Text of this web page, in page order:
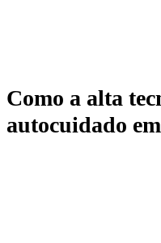
Como a alta
autocuidado